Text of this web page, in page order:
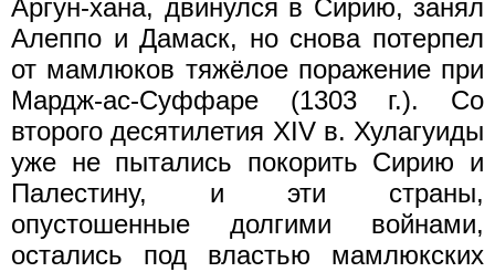
Аргун-хана, двинулся в Сирию, занял
Алеппо и Дамаск, но снова потерпел
от мамлюков тяжёлое поражение при
Мардж-ас-Суффаре (1303 г.). Со
второго десятилетия XIV в. Хулагуиды
уже не пытались покорить Сирию и
Палестину, и эти страны,
опустошенные долгими войнами,
остались под властью мамлюкских